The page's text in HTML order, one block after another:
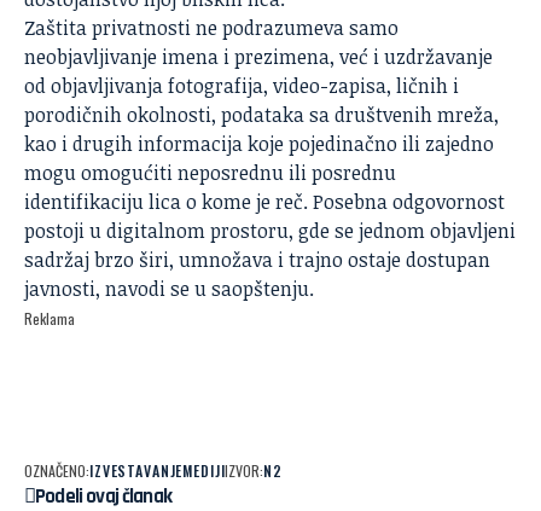
Zaštita privatnostine podrazumeva samo
neobjavljivanje imena i prezimena, već i uzdržavanje
od objavljivanja fotografija, video-zapisa, ličnih i
porodičnih okolnosti, podataka sa društvenih mreža,
kao i drugih informacija koje pojedinačno ili zajedno
mogu omogućiti neposrednu ili posrednu
identifikaciju lica o kome je reč. Posebna odgovornost
postoji u digitalnom prostoru, gde se jednom objavljeni
sadržaj brzo širi, umnožava i trajno ostaje dostupan
javnosti, navodi se u saopštenju.
Reklama
OZNAČENO:IZVESTAVANJEMEDIJIIZVOR:N2
Podeli ovaj članak